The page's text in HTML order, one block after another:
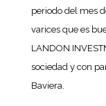
periodo del mes
varices que es
LANDON
sociedad y con
Baviera.